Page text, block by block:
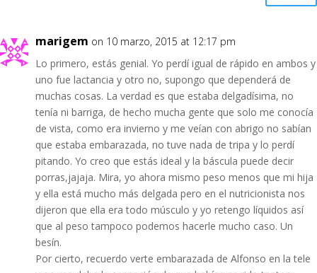
marigem on 10 marzo, 2015 at 12:17 pm
Lo primero, estás genial. Yo perdí igual de rápido en ambos y
uno fue lactancia y otro no, supongo que dependerá de
muchas cosas. La verdad es que estaba delgadísima, no
tenía ni barriga, de hecho mucha gente que solo me conocía
de vista, como era invierno y me veían con abrigo no sabían
que estaba embarazada, no tuve nada de tripa y lo perdí
pitando. Yo creo que estás ideal y la báscula puede decir
porras,jajaja. Mira, yo ahora mismo peso menos que mi hija
y ella está mucho más delgada pero en el nutricionista nos
dijeron que ella era todo músculo y yo retengo líquidos así
que al peso tampoco podemos hacerle mucho caso. Un
besín.
Por cierto, recuerdo verte embarazada de Alfonso en la tele